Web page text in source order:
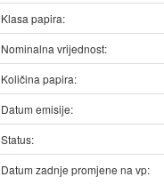
Klasa papira:
Nominalna vrijednost:
Količina papira:
Datum emisije:
Status:
Datum zadnje promjene na vp: